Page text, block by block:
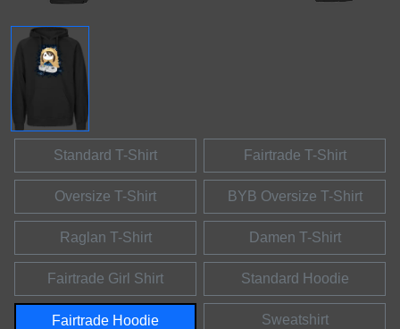
Standard T-Shirt Fairtrade T-Shirt
Oversize T-Shirt BYB Oversize T-Shirt
Raglan T-Shirt Damen T-Shirt
Fairtrade Girl Shirt Standard Hoodie
Fairtrade Hoodie Sweatshirt